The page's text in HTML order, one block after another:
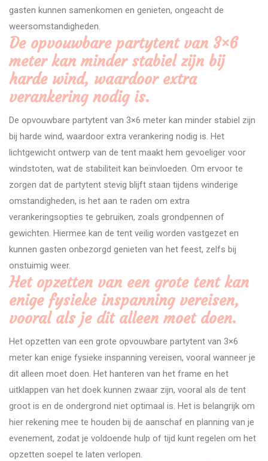
gasten kunnen samenkomen en genieten, ongeacht de
weersomstandigheden.
De opvouwbare partytent van 3×6
meter kan minder stabiel zijn bij
harde wind, waardoor extra
verankering nodig is.
De opvouwbare partytent van 3×6 meter kan minder stabiel zijn
bij harde wind, waardoor extra verankering nodig is. Het
lichtgewicht ontwerp van de tent maakt hem gevoeliger voor
windstoten, wat de stabiliteit kan beïnvloeden. Om ervoor te
zorgen dat de partytent stevig blijft staan tijdens winderige
omstandigheden, is het aan te raden om extra
verankeringsopties te gebruiken, zoals grondpennen of
gewichten. Hiermee kan de tent veilig worden vastgezet en
kunnen gasten onbezorgd genieten van het feest, zelfs bij
onstuimig weer.
Het opzetten van een grote tent kan
enige fysieke inspanning vereisen,
vooral als je dit alleen moet doen.
Het opzetten van een grote opvouwbare partytent van 3×6
meter kan enige fysieke inspanning vereisen, vooral wanneer je
dit alleen moet doen. Het hanteren van het frame en het
uitklappen van het doek kunnen zwaar zijn, vooral als de tent
groot is en de ondergrond niet optimaal is. Het is belangrijk om
hier rekening mee te houden bij de aanschaf en planning van je
evenement, zodat je voldoende hulp of tijd kunt regelen om het
opzetten soepel te laten verlopen.